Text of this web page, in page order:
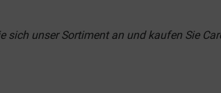
sich unser Sortiment an und kaufen Sie